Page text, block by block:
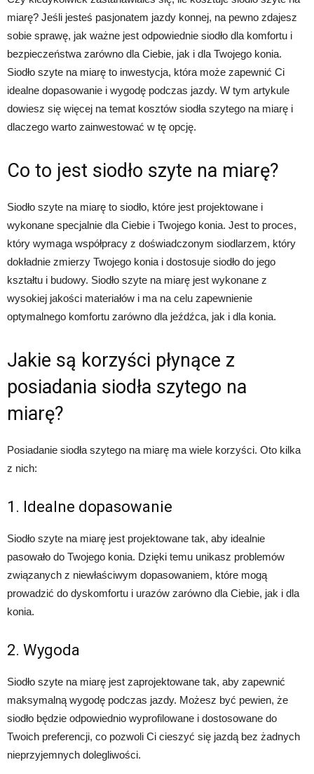
miarę? Jeśli jesteś pasjonatem jazdy konnej, na pewno zdajesz
sobie sprawę, jak ważne jest odpowiednie siodło dla komfortu i
bezpieczeństwa zarówno dla Ciebie, jak i dla Twojego konia.
Siodło szyte na miarę to inwestycja, która może zapewnić Ci
idealne dopasowanie i wygodę podczas jazdy. W tym artykule
dowiesz się więcej na temat kosztów siodła szytego na miarę i
dlaczego warto zainwestować w tę opcję.
Co to jest siodło szyte na miarę?
Siodło szyte na miarę to siodło, które jest projektowane i
wykonane specjalnie dla Ciebie i Twojego konia. Jest to proces,
który wymaga współpracy z doświadczonym siodlarzem, który
dokładnie zmierzy Twojego konia i dostosuje siodło do jego
kształtu i budowy. Siodło szyte na miarę jest wykonane z
wysokiej jakości materiałów i ma na celu zapewnienie
optymalnego komfortu zarówno dla jeźdźca, jak i dla konia.
Jakie są korzyści płynące z
posiadania siodła szytego na
miarę?
Posiadanie siodła szytego na miarę ma wiele korzyści. Oto kilka
z nich:
1. Idealne dopasowanie
Siodło szyte na miarę jest projektowane tak, aby idealnie
pasowało do Twojego konia. Dzięki temu unikasz problemów
związanych z niewłaściwym dopasowaniem, które mogą
prowadzić do dyskomfortu i urazów zarówno dla Ciebie, jak i dla
konia.
2. Wygoda
Siodło szyte na miarę jest zaprojektowane tak, aby zapewnić
maksymalną wygodę podczas jazdy. Możesz być pewien, że
siodło będzie odpowiednio wyprofilowane i dostosowane do
Twoich preferencji, co pozwoli Ci cieszyć się jazdą bez żadnych
nieprzyjemnych dolegliwości.